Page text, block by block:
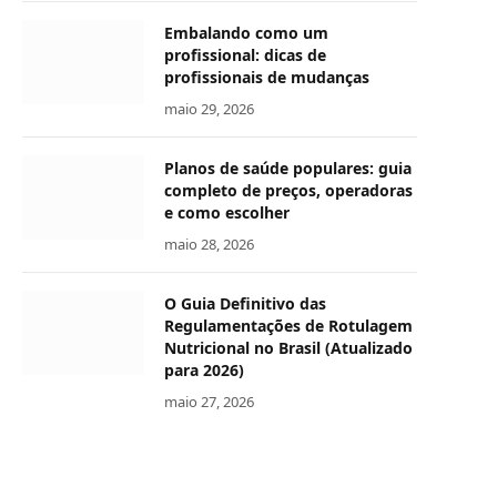
Embalando como um
profissional: dicas de
profissionais de mudanças
maio 29, 2026
Planos de saúde populares: guia
completo de preços, operadoras
e como escolher
maio 28, 2026
O Guia Definitivo das
Regulamentações de Rotulagem
Nutricional no Brasil (Atualizado
para 2026)
maio 27, 2026